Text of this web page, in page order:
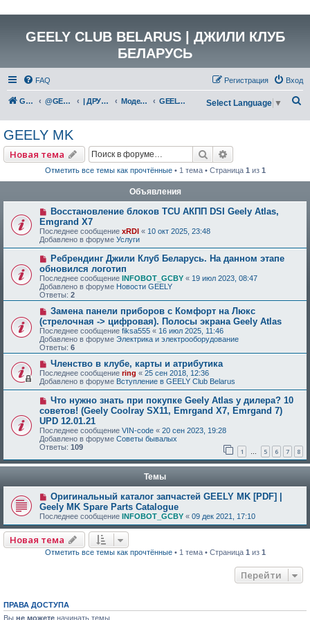
GEELY CLUB BELARUS | ДЖИЛИ КЛУБ
БЕЛАРУСЬ
FAQ Вход
Регистрация
GEELY Club Belarus @GEELYCLUBBY | ДРУГИЕ МОДЕЛИ GEELY Модели снятые с производства GEELY MK Select Language ▼
GEELY MK
Новая тема Поиск
Отметить все темы как прочтённые• 1 тема • Страница 1 из 1
Объявления
Восстановление блоков TCU АКПП DSI Geely Atlas,
Emgrand X7
Последнее сообщение xRDI « 10 окт 2025, 23:48
Добавлено в форуме Услуги
Ребрендинг Джили Клуб Беларусь. На данном этапе
обновился логотип
Последнее сообщение INFOBOT_GCBY « 19 июл 2023, 08:47
Добавлено в форуме Новости GEELY
Ответы: 2
Замена панели приборов с Комфорт на Люкс
(стрелочная -> цифровая). Полосы экрана Geely Atlas
Последнее сообщение fiksa555 « 16 июл 2025, 11:46
Добавлено в форуме Электрика и электрооборудование
Ответы: 6
Членство в клубе, карты и атрибутика
Последнее сообщение ring « 25 сен 2018, 12:36
Добавлено в форуме Вступление в GEELY Club Belarus
Что нужно знать при покупке Geely Atlas у дилера? 10
советов! (Geely Coolray SX11, Emrgand X7, Emrgand 7)
UPD 12.01.21
Последнее сообщение VIN-code « 20 сен 2023, 19:28
Добавлено в форуме Советы бывалых
Ответы: 109 1 … 5 6 7 8
Темы
Оригинальный каталог запчастей GEELY MK [PDF] |
Geely MK Spare Parts Catalogue
Последнее сообщение INFOBOT_GCBY « 09 дек 2021, 17:10
Новая тема
Отметить все темы как прочтённые• 1 тема • Страница 1 из 1
Перейти
ПРАВА ДОСТУПА
Вы не можете начинать темы